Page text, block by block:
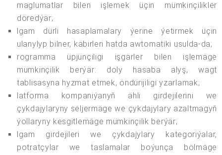
maglumatlar bilen işlemek üçin mümkinçilikler
döredýär;
lgam dürli hasaplamalary ýerine ýetirmek üçin
ulanylyp bilner, käbirleri hatda awtomatiki usulda-da;
rogramma üpjünçiligi işgärler bilen işlemäge
mümkinçilik berýär: doly hasaba alyş, wagt
tablisasyna hyzmat etmek, öndürijiligi yzarlamak;
latforma kompaniýanyň ähli girdejilerini we
çykdajylaryny seljermäge we çykdajylary azaltmagyň
ýollaryny kesgitlemäge mümkinçilik berýär;
lgam girdejileri we çykdajylary kategoriýalar,
potratçylar we taslamalar boýunça bölmäge